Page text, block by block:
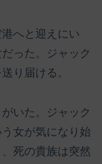
へと迎えにい
った。ジャック
り届ける。
いた。ジャック
女が気になり始
死の貴族は突然